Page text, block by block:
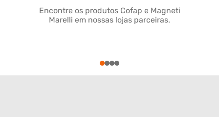
Encontre os produtos Cofap e Magneti
Marelli em nossas lojas parceiras.
1234